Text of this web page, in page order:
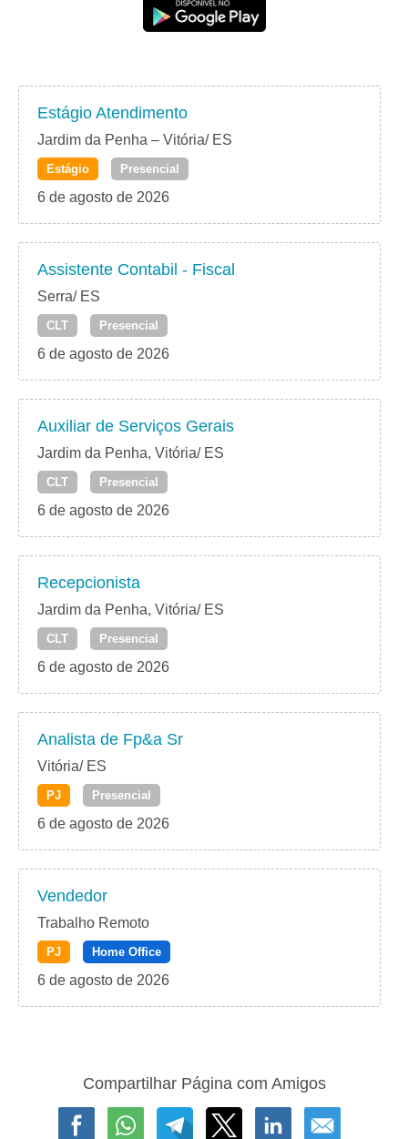
Estágio Atendimento
Jardim da Penha – Vitória/ ES
Estágio Presencial
6 de agosto de 2026
Assistente Contabil - Fiscal
Serra/ ES
CLT Presencial
6 de agosto de 2026
Auxiliar de Serviços Gerais
Jardim da Penha, Vitória/ ES
CLT Presencial
6 de agosto de 2026
Recepcionista
Jardim da Penha, Vitória/ ES
CLT Presencial
6 de agosto de 2026
Analista de Fp&a Sr
Vitória/ ES
PJ Presencial
6 de agosto de 2026
Vendedor
Trabalho Remoto
PJ Home Office
6 de agosto de 2026
Compartilhar Página com Amigos